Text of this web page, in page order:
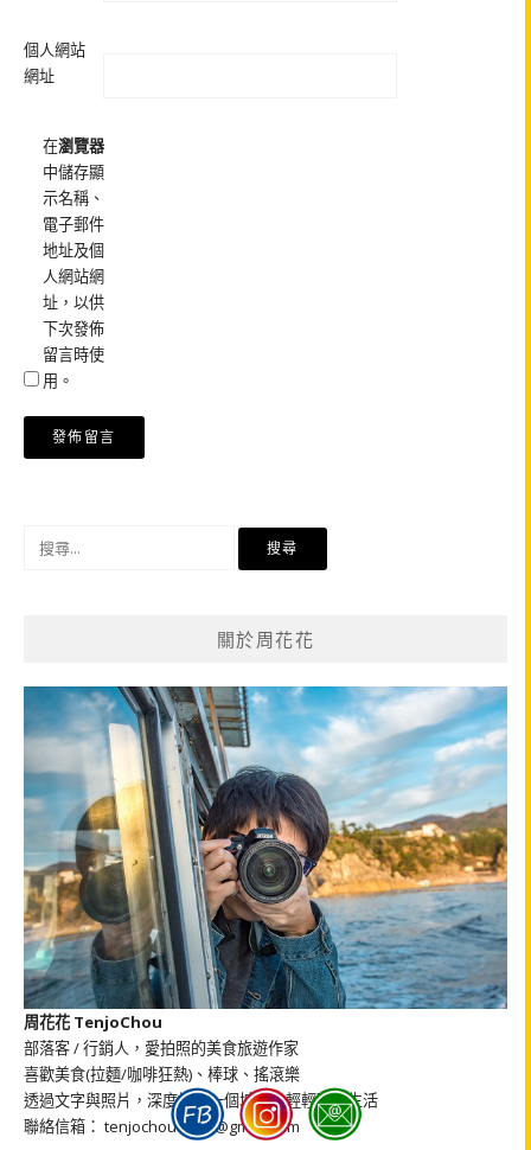
個人網站
網址
在瀏覽器
中儲存顯
示名稱、
電子郵件
地址及個
人網站網
址，以供
下次發佈
留言時使
用。
關於周花花
周花花 TenjoChou
部落客 / 行銷人，愛拍照的美食旅遊作家
喜歡美食(拉麵/咖啡狂熱)、棒球、搖滾樂
透過文字與照片，深度認識一個城市，輕輕聊聊生活
聯絡信箱： tenjochou1030@gmail.com